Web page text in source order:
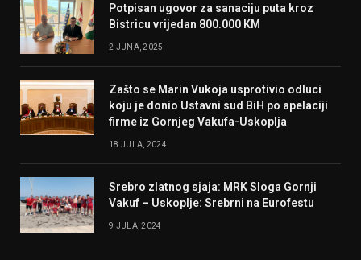
Potpisan ugovor za sanaciju puta kroz
Bistricu vrijedan 800.000 KM
2 JUNA, 2025
Zašto se Marin Vukoja usprotivio odluci
koju je donio Ustavni sud BiH po apelaciji
firme iz Gornjeg Vakufa-Uskoplja
18 JULA, 2024
Srebro zlatnog sjaja: MRK Sloga Gornji
Vakuf – Uskoplje: Srebrni na Eurofestu
9 JULA, 2024